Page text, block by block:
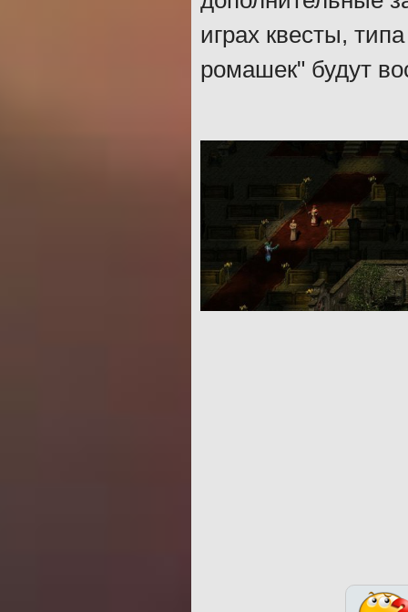
играх квесты,
ромашек" будут